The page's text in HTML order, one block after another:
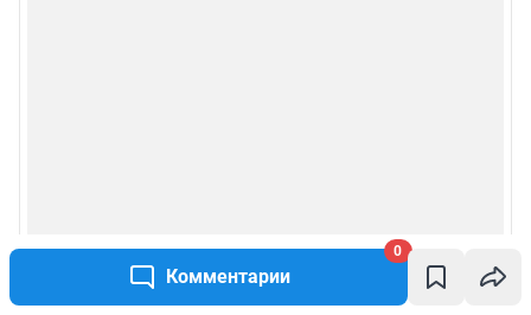
Комментарии
0